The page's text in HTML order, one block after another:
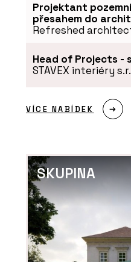
Projektant
přesahem do
Refreshed
Head of Projects -
STAVEX interiéry
VÍCE NABÍDEK
SKUPINA